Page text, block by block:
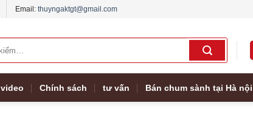
Email: thuyngaktgt@gmail.com
video Chính sách tư vấn Bán chum sành tại Hà nội